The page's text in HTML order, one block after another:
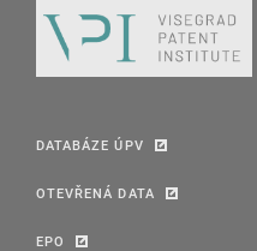
DATABÁZE ÚPV
OTEVŘENÁ DATA
EPO